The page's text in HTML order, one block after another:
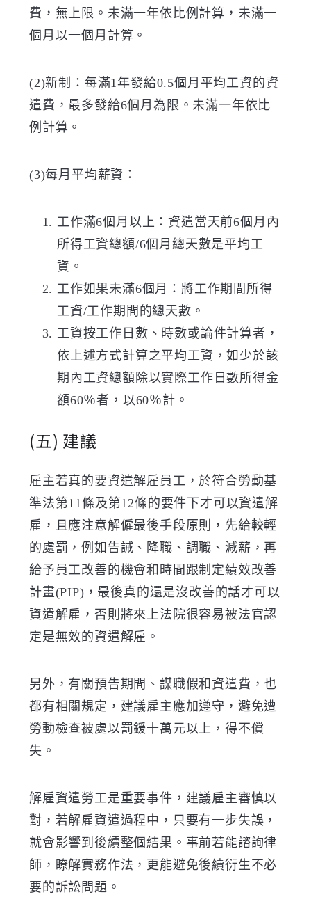
費，無上限。未滿一年依比例計算，未滿一
個月以一個月計算。
(2)新制：每滿1年發給0.5個月平均工資的資
遣費，最多發給6個月為限。未滿一年依比
例計算。
(3)每月平均薪資：
工作滿6個月以上：資遣當天前6個月內
所得工資總額/6個月總天數是平均工
資。
工作如果未滿6個月：將工作期間所得
工資/工作期間的總天數。
工資按工作日數、時數或論件計算者，
依上述方式計算之平均工資，如少於該
期內工資總額除以實際工作日數所得金
額60％者，以60％計。
(五) 建議
雇主若真的要資遣解雇員工，於符合勞動基
準法第11條及第12條的要件下才可以資遣解
雇，且應注意解僱最後手段原則，先給較輕
的處罰，例如告誡、降職、調職、減薪，再
給予員工改善的機會和時間跟制定績效改善
計畫(PIP) ，最後真的還是沒改善的話才可以
資遣解雇， 否則將來上法院很容易被法官認
定是無效的資遣解雇 。
另外，有關預告期間、謀職假和資遣費，也
都有相關規定，建議雇主應加遵守，避免遭
勞動檢查被處以罰鍰十萬元以上，得不償
失。
解雇資遣勞工是重要事件，建議雇主審慎以
對，若解雇資遣過程中，只要有一步失誤，
就會影響到後續整個結果。事前若能諮詢律
師，瞭解實務作法，更能避免後續衍生不必
要的訴訟問題。